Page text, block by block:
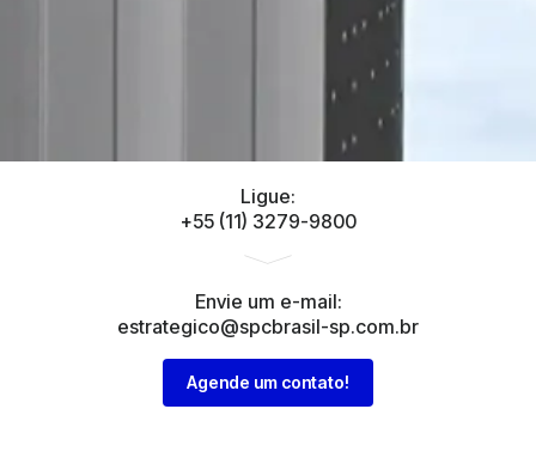
Ligue:
+55 (11) 3279-9800
Envie um e-mail:
estrategico@spcbrasil-sp.com.br
Agende um contato!